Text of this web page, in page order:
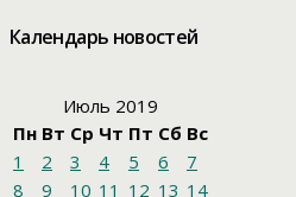
Календарь новостей
Июль 2019
Пн Вт Ср Чт Пт Сб Вс
1
2 3 4 5 6
7
8
9 10 11 12 13 14